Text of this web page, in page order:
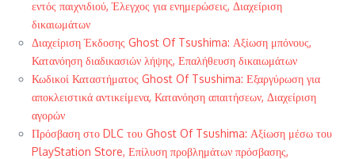
εντός παιχνιδιού, Έλεγχος για ενημερώσεις, Διαχείριση
δικαιωμάτων
Διαχείριση Έκδοσης Ghost Of Tsushima: Αξίωση μπόνους,
Κατανόηση διαδικασιών λήψης, Επαλήθευση δικαιωμάτων
Κωδικοί Καταστήματος Ghost Of Tsushima: Εξαργύρωση για
αποκλειστικά αντικείμενα, Κατανόηση απαιτήσεων, Διαχείριση
αγορών
Πρόσβαση στο DLC του Ghost Of Tsushima: Αξίωση μέσω του
PlayStation Store, Επίλυση προβλημάτων πρόσβασης,